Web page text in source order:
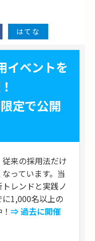
はてな
イベントを
定で公開
来の採用法だけ
っています。当
レンドと実践ノ
1,000名以上の
⇒ 過去に開催